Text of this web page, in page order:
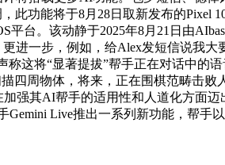
功能将于8月28日取新发布的Pixel
台。该动静于2025年8月21日由
进一步，例如，给Alex发短信说我大
称这将“显著提拔”帮手正在对话中
四周物体，将来，正在围棋范畴击
强其AI帮手的适用性和人道化方面
Live推出一系列新功能，帮手